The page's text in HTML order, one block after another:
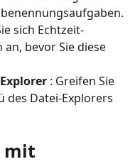
sich Echtzeit-
bevor Sie diese
: Greifen Sie
des Datei-Explorers
mit